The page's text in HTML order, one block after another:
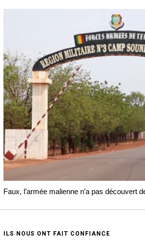
Faux, l’armée malienne n’a pas découvert
ILS NOUS ONT FAIT CONFIANCE